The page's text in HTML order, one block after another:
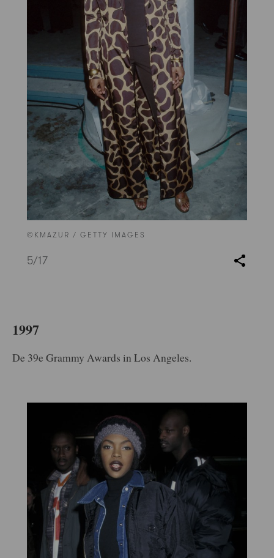
©KMAZUR / GETTY IMAGES
5/17
1997
De 39e Grammy Awards in Los Angeles.